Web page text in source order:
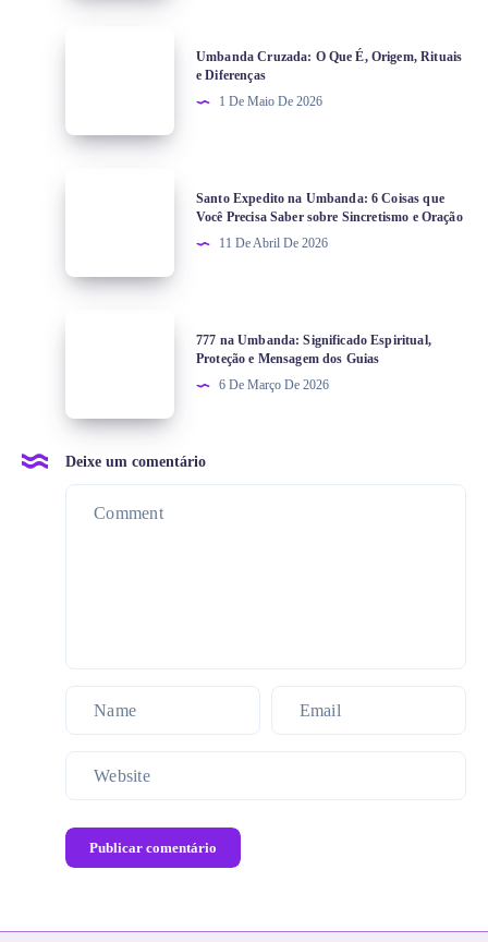
Umbanda Cruzada: O Que É, Origem, Rituais
e Diferenças
1 De Maio De 2026
Santo Expedito na Umbanda: 6 Coisas que
Você Precisa Saber sobre Sincretismo e Oração
11 De Abril De 2026
777 na Umbanda: Significado Espiritual,
Proteção e Mensagem dos Guias
6 De Março De 2026
Deixe um comentário
Publicar comentário